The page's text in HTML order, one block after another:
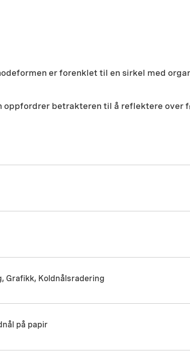
er forenklet til en sirkel med
betrakteren til å reflektere over
Grafikk, Koldnålsradering
på papir